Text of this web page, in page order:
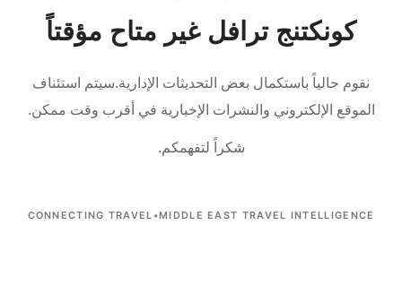
كونكتنج ترافل غير متاح مؤقتاً
نقوم حالياً باستكمال بعض التحديثات الإدارية.سيتم استئناف
الموقع الإلكتروني والنشرات الإخبارية في أقرب وقت ممكن.
شكراً لتفهمكم.
CONNECTING TRAVEL •MIDDLE EAST TRAVEL INTELLIGENCE